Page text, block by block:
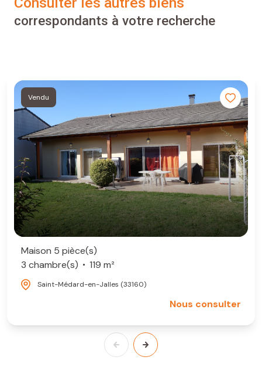
correspondants à votre recherche
Vendu
Maison 5 pièce(s)
3 chambre(s)
119 m²
Saint-Médard-en-Jalles (33160)
Nous consulter